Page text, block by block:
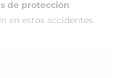
de protección
en estos accidentes.